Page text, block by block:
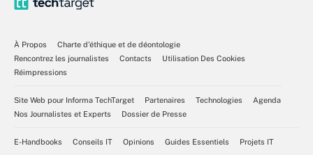
À Propos
Charte d’éthique et de déontologie
Rencontrez les journalistes
Contacts
Utilisation Des Cookies
Réimpressions
Site Web pour Informa TechTarget Partenaires Technologies
Agenda
Nos Journalistes et Experts
Dossier de Presse
E-Handbooks Conseils IT Opinions Guides Essentiels Projets IT